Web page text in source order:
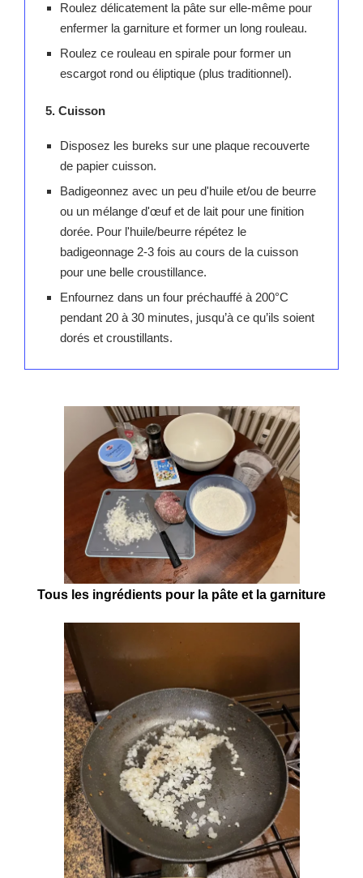
Roulez délicatement la pâte sur elle-même pour
enfermer la garniture et former un long rouleau.
Roulez ce rouleau en spirale pour former un
escargot rond ou éliptique (plus traditionnel).
5. Cuisson
Disposez les bureks sur une plaque recouverte
de papier cuisson.
Badigeonnez avec un peu d'huile et/ou de beurre
ou un mélange d'œuf et de lait pour une finition
dorée. Pour l'huile/beurre répétez le
badigeonnage 2-3 fois au cours de la cuisson
pour une belle croustillance.
Enfournez dans un four préchauffé à 200°C
pendant 20 à 30 minutes, jusqu’à ce qu’ils soient
dorés et croustillants.
Tous les ingrédients pour la pâte et la garniture